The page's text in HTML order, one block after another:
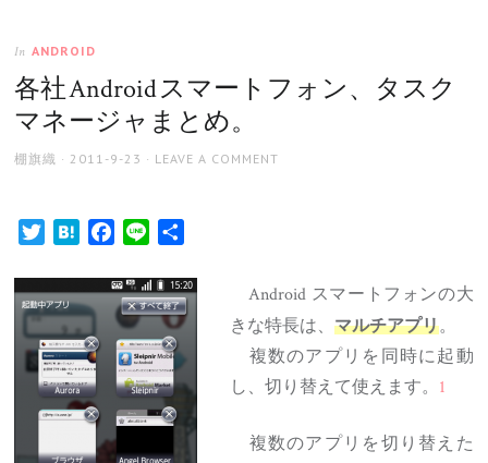
In ANDROID
各社 Android スマートフォン、タスク
マネージャまとめ。
AUTHOR
棚旗織
POSTED
2011-9-23 LEAVE A COMMENT
TwitterHatenaFacebook
Line
Android スマートフォンの大
きな特長は、マルチアプリ。
複数のアプリを同時に起動
し、切り替えて使えます。 1
複数のアプリを切り替えた